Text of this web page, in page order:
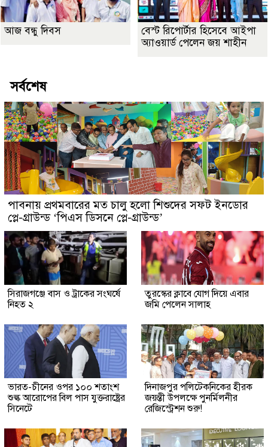
আজ বন্ধু দিবস
বেস্ট রিপোর্টার হিসেবে আইপা
অ্যাওয়ার্ড পেলেন জয় শাহীন
সর্বশেষ
পাবনায় প্রথমবারের মত চালু হলো শিশুদের সফট ইনডোর
প্লে-গ্রাউন্ড ‘পিএস ডিসনে প্লে-গ্রাউন্ড’
সিরাজগঞ্জে বাস ও ট্রাকের সংঘর্ষে
নিহত ২
তুরস্কের ক্লাবে যোগ দিয়ে এবার
জমি পেলেন সালাহ
ভারত-চীনের ওপর ১০০ শতাংশ
শুল্ক আরোপের বিল পাস যুক্তরাষ্ট্রের
সিনেটে
দিনাজপুর পলিটেকনিকের হীরক
জয়ন্তী উপলক্ষে পুনর্মিলনীর
রেজিস্ট্রেশন শুরু!